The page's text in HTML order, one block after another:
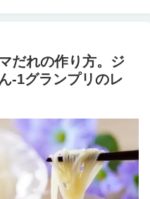
だれの作り方。ジ
-1グランプリのレ